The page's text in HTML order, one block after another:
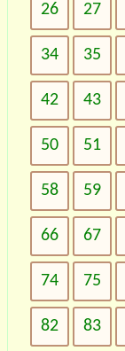
26 27
34 35
42 43
50 51
58 59
66 67
74 75
82 83